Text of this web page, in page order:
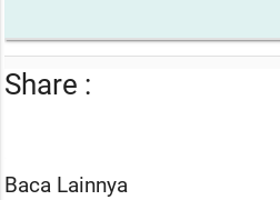
Share :
Baca Lainnya